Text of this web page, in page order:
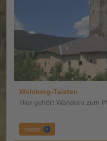
Welsberg-Taisten
Hier gehört Wandern zum
mehr